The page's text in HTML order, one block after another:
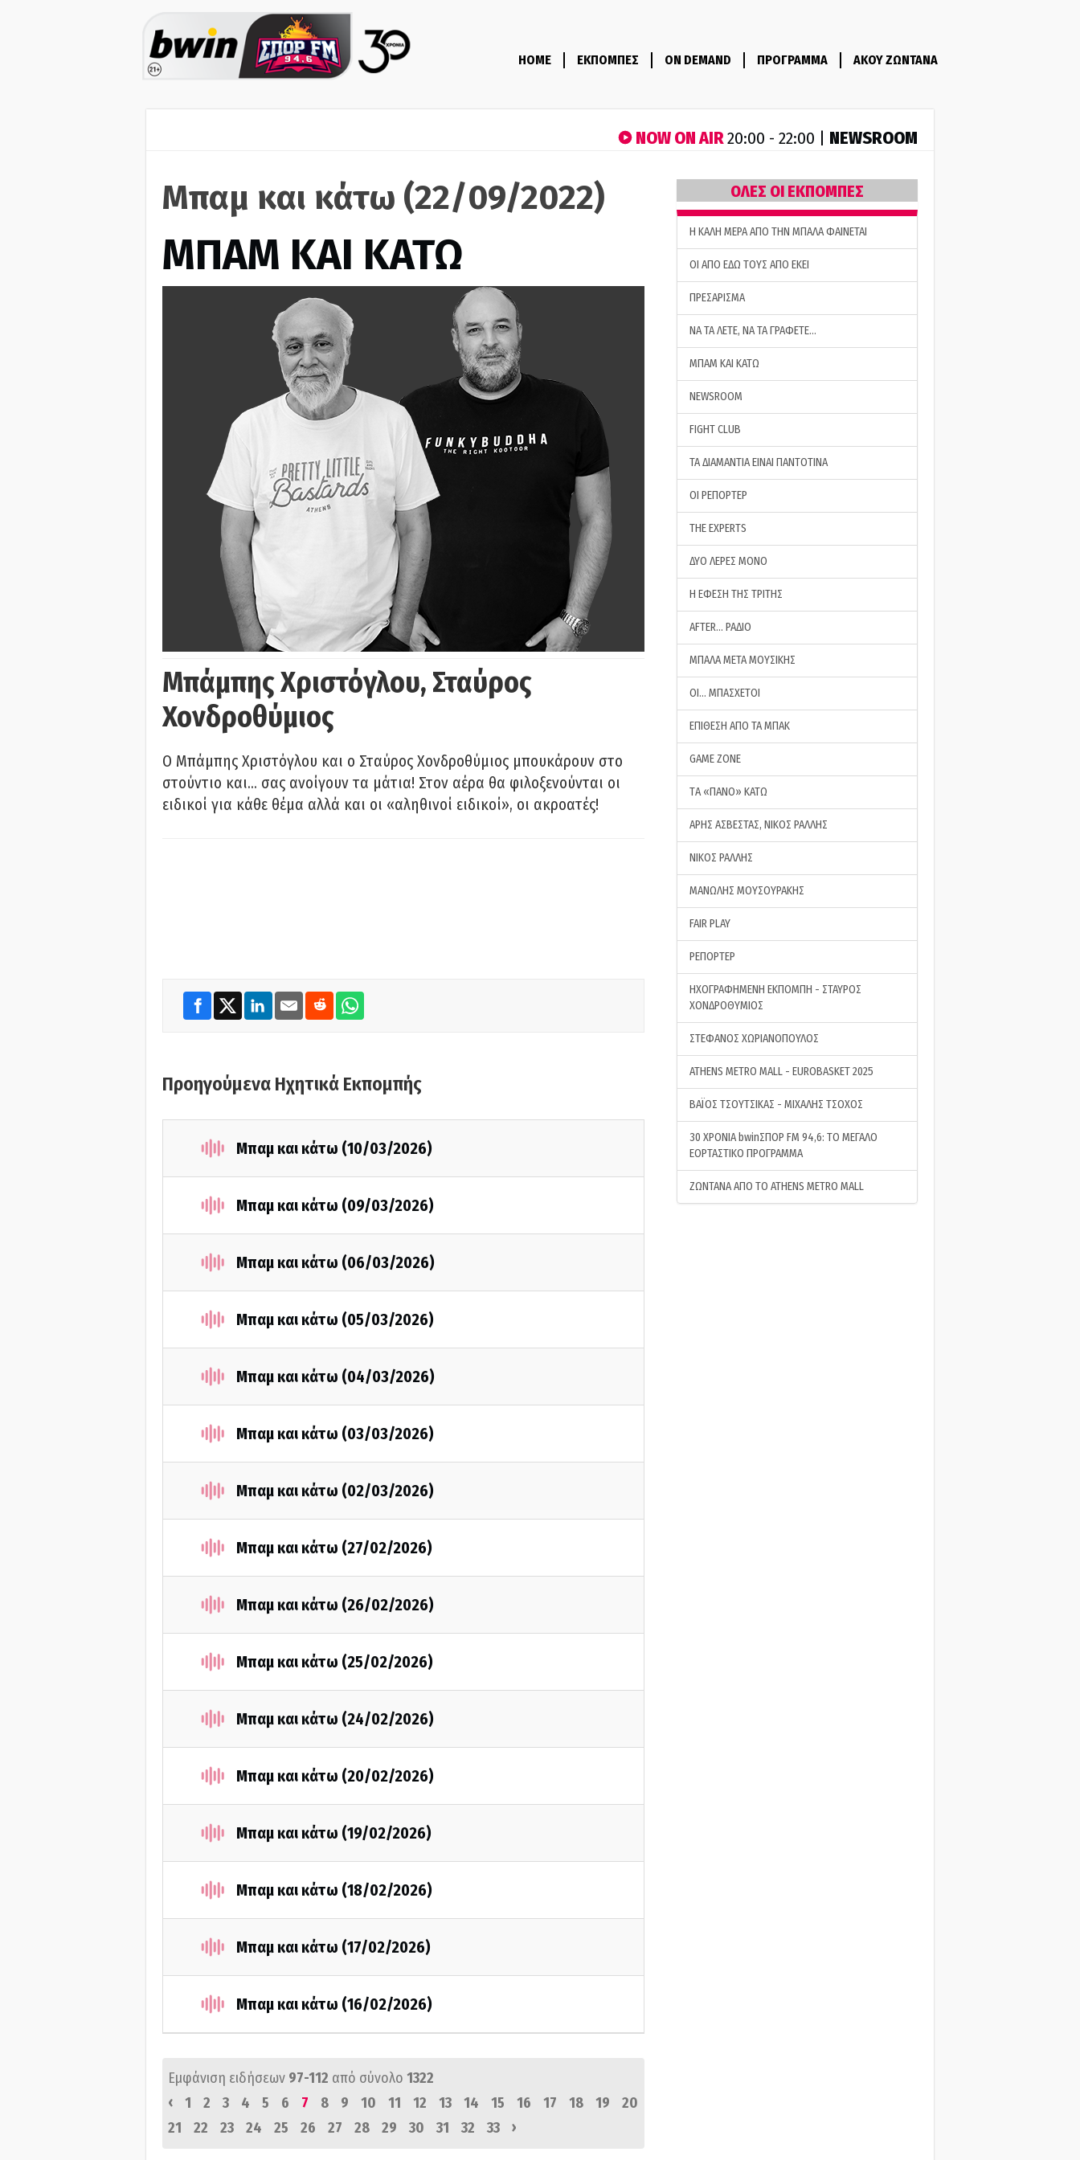
HOME ΕΚΠΟΜΠΕΣ ON DEMAND ΠΡΟΓΡΑΜΜΑ ΑΚΟΥ ΖΩΝΤΑΝΑ
NOW ON AIR20:00 - 22:00 | NEWSROOM
Μπαμ και κάτω (22/09/2022)
ΜΠΑΜ ΚΑΙ ΚΑΤΩ
Μπάμπης Χριστόγλου, Σταύρος
Χονδροθύμιος
O Μπάμπης Χριστόγλου και ο Σταύρος Χονδροθύμιος μπουκάρουν στο
στούντιο και… σας ανοίγουν τα μάτια! Στον αέρα θα φιλοξενούνται οι
ειδικοί για κάθε θέμα αλλά και οι «αληθινοί ειδικοί», οι ακροατές!
Προηγούμενα Ηχητικά Εκπομπής
Μπαμ και κάτω (10/03/2026)
Μπαμ και κάτω (09/03/2026)
Μπαμ και κάτω (06/03/2026)
Μπαμ και κάτω (05/03/2026)
Μπαμ και κάτω (04/03/2026)
Μπαμ και κάτω (03/03/2026)
Μπαμ και κάτω (02/03/2026)
Μπαμ και κάτω (27/02/2026)
Μπαμ και κάτω (26/02/2026)
Μπαμ και κάτω (25/02/2026)
Μπαμ και κάτω (24/02/2026)
Μπαμ και κάτω (20/02/2026)
Μπαμ και κάτω (19/02/2026)
Μπαμ και κάτω (18/02/2026)
Μπαμ και κάτω (17/02/2026)
Μπαμ και κάτω (16/02/2026)
Εμφάνιση ειδήσεων 97-112 από σύνολο 1322
‹
1 2 3 4 5 6 7 8 9 10 11 12 13 14 15 16 17 18 19
20
21
22 23 24 25 26 27 28 29 30 31 32 33 ›
ΟΛΕΣ ΟΙ ΕΚΠΟΜΠΕΣ
H ΚΑΛΗ ΜΕΡΑ ΑΠΟ ΤΗΝ ΜΠΑΛΑ ΦΑΙΝΕΤΑΙ
ΟΙ ΑΠΟ ΕΔΩ ΤΟΥΣ ΑΠΟ ΕΚΕΙ
ΠΡΕΣΑΡΙΣΜΑ
ΝΑ ΤΑ ΛΕΤΕ, ΝΑ ΤΑ ΓΡΑΦΕΤΕ…
ΜΠΑΜ ΚΑΙ ΚΑΤΩ
NEWSROOM
FIGHT CLUB
ΤΑ ΔΙΑΜΑΝΤΙΑ ΕΙΝΑΙ ΠΑΝΤΟΤΙΝΑ
ΟΙ ΡΕΠΟΡΤΕΡ
THE EXPERTS
ΔΥΟ ΛΕΡΕΣ ΜΟΝΟ
Η ΕΦΕΣΗ ΤΗΣ ΤΡΙΤΗΣ
AFTER… ΡΑΔΙΟ
ΜΠΑΛΑ ΜΕΤΑ ΜΟΥΣΙΚΗΣ
ΟΙ… ΜΠΑΣΧΕΤΟΙ
ΕΠΙΘΕΣΗ ΑΠΟ ΤΑ ΜΠΑΚ
GAME ZONE
ΤA «ΠΑΝΟ» ΚΑΤΩ
ΑΡΗΣ ΑΣΒΕΣΤΑΣ, ΝΙΚΟΣ ΡΑΛΛΗΣ
ΝΙΚΟΣ ΡΑΛΛΗΣ
ΜΑΝΩΛΗΣ ΜΟΥΣΟΥΡΑΚΗΣ
FAIR PLAY
ΡΕΠΟΡΤΕΡ
ΗΧΟΓΡΑΦΗΜΕΝΗ ΕΚΠΟΜΠΗ - ΣΤΑΥΡΟΣ
ΧΟΝΔΡΟΘΥΜΙΟΣ
ΣΤΕΦΑΝΟΣ ΧΩΡΙΑΝΟΠΟΥΛΟΣ
ATHENS METRO MALL - EUROBASKET 2025
ΒΑΪΟΣ ΤΣΟΥΤΣΙΚΑΣ - ΜΙΧΑΛΗΣ ΤΣΟΧΟΣ
30 ΧΡΟΝΙΑ bwinΣΠΟΡ FM 94,6: ΤΟ ΜΕΓΑΛΟ
ΕΟΡΤΑΣΤΙΚΟ ΠΡΟΓΡΑΜΜΑ
ΖΩΝΤΑΝΑ ΑΠΟ ΤΟ ATHENS METRO MALL